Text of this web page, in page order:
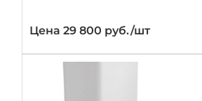
Цена 29 800 руб./шт